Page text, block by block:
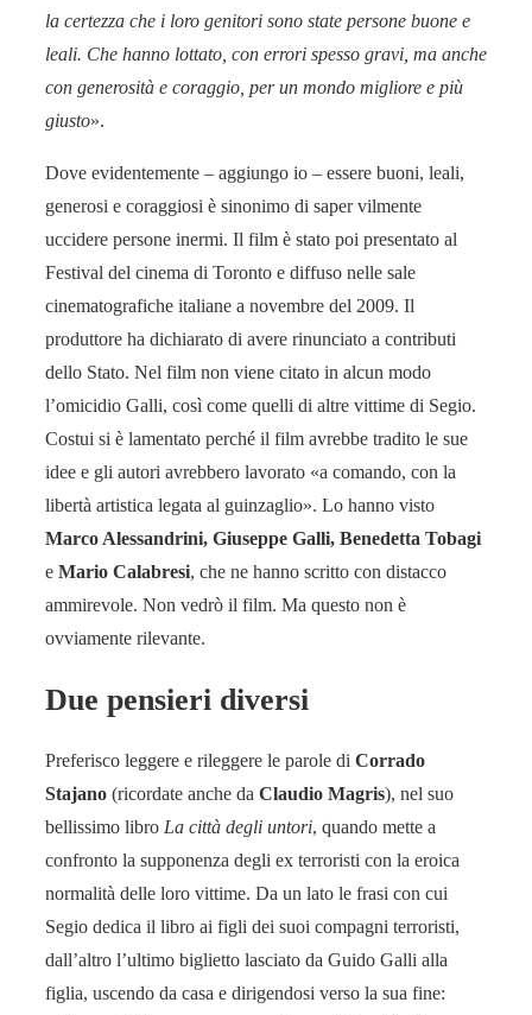
la certezza che i loro genitori sono state persone buone e
leali. Che hanno lottato, con errori spesso gravi, ma anche
con generosità e coraggio, per un mondo migliore e più
giusto».
Dove evidentemente – aggiungo io – essere buoni, leali,
generosi e coraggiosi è sinonimo di saper vilmente
uccidere persone inermi. Il film è stato poi presentato al
Festival del cinema di Toronto e diffuso nelle sale
cinematografiche italiane a novembre del 2009. Il
produttore ha dichiarato di avere rinunciato a contributi
dello Stato. Nel film non viene citato in alcun modo
l’omicidio Galli, così come quelli di altre vittime di Segio.
Costui si è lamentato perché il film avrebbe tradito le sue
idee e gli autori avrebbero lavorato «a comando, con la
libertà artistica legata al guinzaglio». Lo hanno visto
Marco Alessandrini, Giuseppe Galli, Benedetta Tobagi
e Mario Calabresi, che ne hanno scritto con distacco
ammirevole. Non vedrò il film. Ma questo non è
ovviamente rilevante.
Due pensieri diversi
Preferisco leggere e rileggere le parole di Corrado
Stajano (ricordate anche da Claudio Magris), nel suo
bellissimo libro La città degli untori, quando mette a
confronto la supponenza degli ex terroristi con la eroica
normalità delle loro vittime. Da un lato le frasi con cui
Segio dedica il libro ai figli dei suoi compagni terroristi,
dall’altro l’ultimo biglietto lasciato da Guido Galli alla
figlia, uscendo da casa e dirigendosi verso la sua fine: